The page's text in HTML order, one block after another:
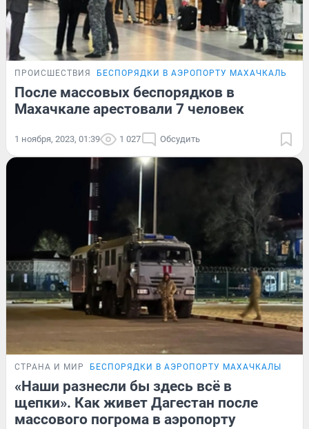
ПРОИСШЕСТВИЯ БЕСПОРЯДКИ В АЭРОПОРТУ МАХАЧКАЛЫ
После массовых беспорядков в
Махачкале арестовали 7 человек
1 ноября, 2023, 01:39 1 027 Обсудить
СТРАНА И МИР БЕСПОРЯДКИ В АЭРОПОРТУ МАХАЧКАЛЫ
«Наши разнесли бы здесь всё в
щепки». Как живет Дагестан после
массового погрома в аэропорту